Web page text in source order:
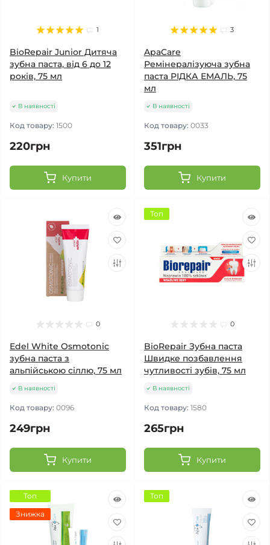
1
BioRepair Junior Дитяча
зубна паста, від 6 до 12
років, 75 мл
В наявності
Код товару: 1500
220грн
Купити
3
ApaCare
Ремінералізуюча зубна
паста РІДКА ЕМАЛЬ, 75
мл
В наявності
Код товару: 0033
351грн
Купити
0
Edel White Osmotonic
зубна паста з
альпійською сіллю, 75 мл
В наявності
Код товару: 0096
249грн
Купити
Топ
0
BioRepair Зубна паста
Швидке позбавлення
чутливості зубів, 75 мл
В наявності
Код товару: 1580
265грн
Купити
Топ
Знижка
Топ